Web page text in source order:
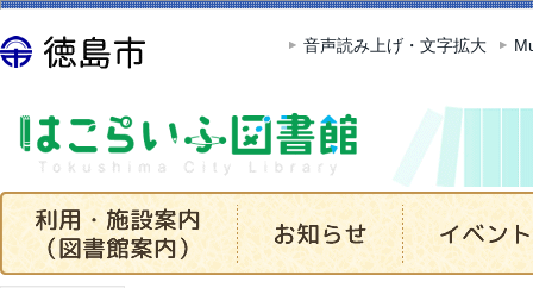
この
音声読み上げ・文字拡大